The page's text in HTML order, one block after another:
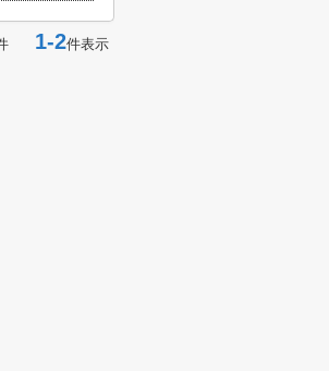
1-2件表示